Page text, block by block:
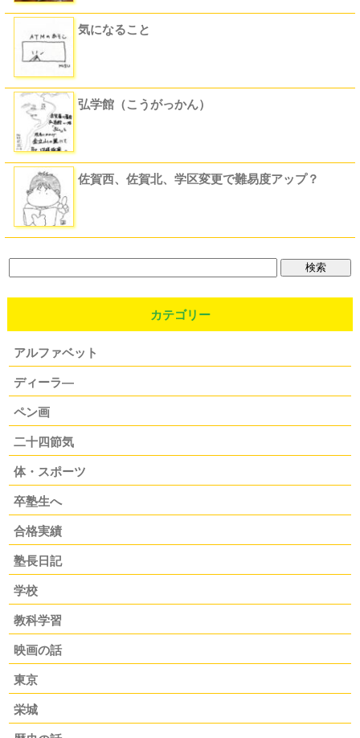
気になること
弘学館（こうがっかん）
佐賀西、佐賀北、学区変更で難易度アップ？
カテゴリー
アルファベット
ディーラ―
ペン画
二十四節気
体・スポーツ
卒塾生へ
合格実績
塾長日記
学校
教科学習
映画の話
東京
栄城